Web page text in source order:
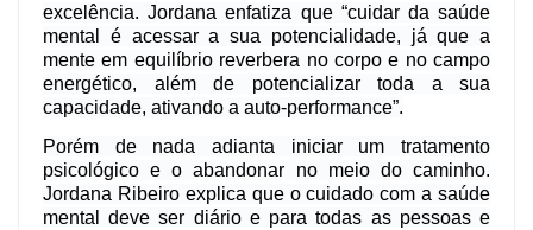
excelência. Jordana enfatiza que “cuidar da saúde
mental é acessar a sua potencialidade, já que a
mente em equilíbrio reverbera no corpo e no campo
energético, além de potencializar toda a sua
capacidade, ativando a auto-performance”.
Porém de nada adianta iniciar um tratamento
psicológico e o abandonar no meio do caminho.
Jordana Ribeiro explica que o cuidado com a saúde
mental deve ser diário e para todas as pessoas e